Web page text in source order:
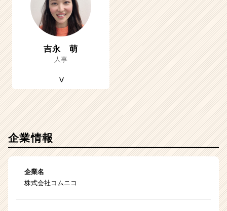
吉永 萌
人事
企業情報
企業名
株式会社コムニコ